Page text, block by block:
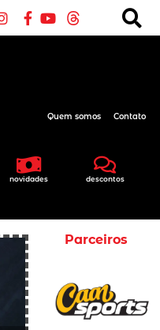
novidades descontos
Quem somos Contato
Parceiros